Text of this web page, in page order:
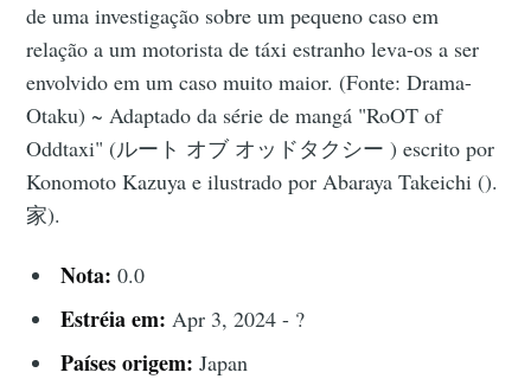
de uma investigação sobre um pequeno caso em
relação a um motorista de táxi estranho leva-os a ser
envolvido em um caso muito maior. (Fonte: Drama-
Otaku) ~ Adaptado da série de mangá "RoOT of
Oddtaxi" (ルート オブ オッドタクシー ) escrito por
Konomoto Kazuya e ilustrado por Abaraya Takeichi ().
家).
Nota: 0.0
Estréia em: Apr 3, 2024 - ?
Países origem: Japan